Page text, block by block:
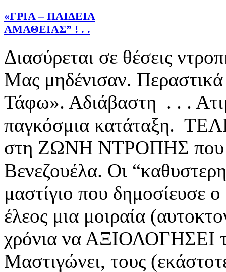
«ΓΡΙΑ – ΠΑΙΔΕΙΑ
ΑΜΑΘΕΙΑΣ” ! . .
Διασύρεται σε θέσεις
Μας μηδένισαν.
Τάφω». Αδιάβαστη . . .
παγκόσμια κατάταξη.
στη ΖΩΝΗ ΝΤΡΟΠΗΣ που
Βενεζουέλα. Οι
μαστίγιο που δημοσίευσε
έλεος μια μοιραία
χρόνια να ΑΞΙΟΛΟΓΗΣΕΙ
Μαστιγώνει, τους